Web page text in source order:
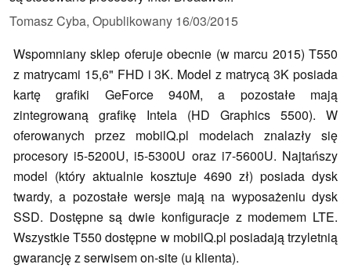
Tomasz Cyba, Opublikowany 16/03/2015
Wspomniany sklep oferuje obecnie (w marcu 2015) T550
z matrycami 15,6" FHD i 3K. Model z matrycą 3K posiada
kartę grafiki GeForce 940M, a pozostałe mają
zintegrowaną grafikę Intela (HD Graphics 5500). W
oferowanych przez mobilQ.pl modelach znalazły się
procesory i5-5200U, i5-5300U oraz i7-5600U. Najtańszy
model (który aktualnie kosztuje 4690 zł) posiada dysk
twardy, a pozostałe wersje mają na wyposażeniu dysk
SSD. Dostępne są dwie konfiguracje z modemem LTE.
Wszystkie T550 dostępne w mobilQ.pl posiadają trzyletnią
gwarancję z serwisem on-site (u klienta).